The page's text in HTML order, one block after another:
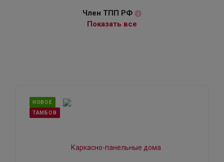
Член ТПП РФ i
Показать все
НОВОЕ
ТАМБОВ